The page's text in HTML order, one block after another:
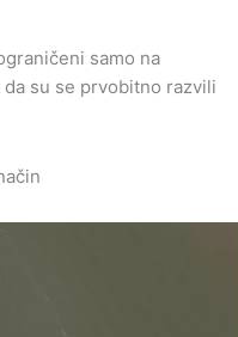
samo na
su se prvobitno razvili